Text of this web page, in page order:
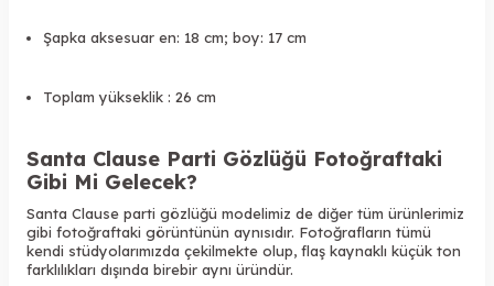
Şapka aksesuar en: 18 cm; boy: 17 cm
Toplam yükseklik : 26 cm
Santa Clause Parti Gözlüğü Fotoğraftaki
Gibi Mi Gelecek?
Santa Clause parti gözlüğü modelimiz de diğer tüm ürünlerimiz
gibi fotoğraftaki görüntünün aynısıdır. Fotoğrafların tümü
kendi stüdyolarımızda çekilmekte olup, flaş kaynaklı küçük ton
farklılıkları dışında birebir aynı üründür.